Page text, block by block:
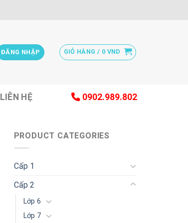
ĐĂNG NHẬP GIỎ HÀNG / 0 VND
LIÊN HỆ 0902.989.802
PRODUCT CATEGORIES
Cấp 1
Cấp 2
Lớp 6
Lớp 7